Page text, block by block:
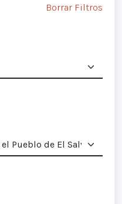
Borrar Filtros